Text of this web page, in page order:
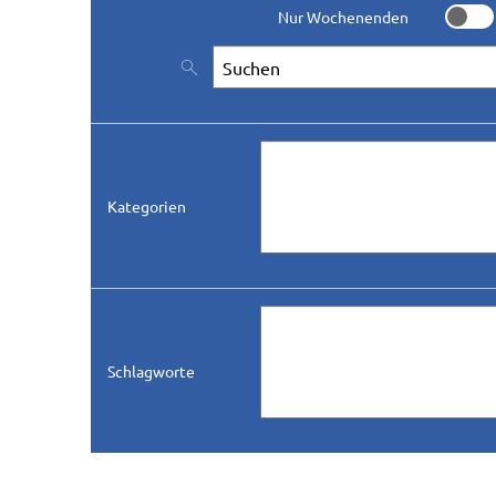
Nur Wochenenden
Nur
Nach Veranstaltungen suchen
Kategorien
Schlagworte